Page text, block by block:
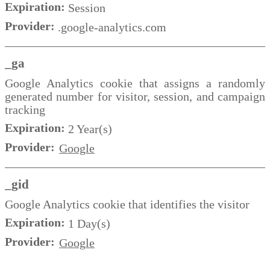
Expiration: Session
Provider: .google-analytics.com
_ga
Google Analytics cookie that assigns a randomly
generated number for visitor, session, and campaign
tracking
Expiration: 2 Year(s)
Provider: Google
_gid
Google Analytics cookie that identifies the visitor
Expiration: 1 Day(s)
Provider: Google